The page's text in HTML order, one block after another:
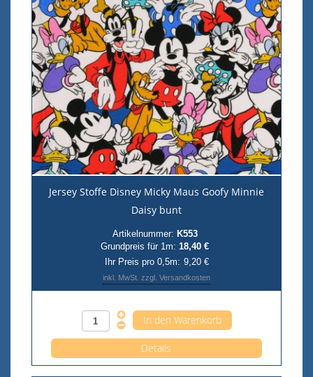
Jersey Stoffe Disney Micky Maus Goofy Minnie
Daisy bunt
Artikelnummer: K553
Grundpreis für 1m: 18,40 €
Ihr Preis pro 0,5m: 9,20 €
inkl. MwSt. zzgl. Versandkosten
Details